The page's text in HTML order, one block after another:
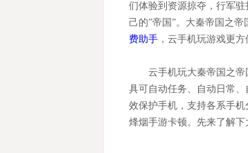
们体验到资源掠夺，行军
己的”帝国”。大秦帝国之
费助手 ，云手机玩游戏更
云手机玩大秦帝国之帝
具可自动任务、自动日常
效保护手机，支持各系手
烽烟手游卡顿。先来了解下